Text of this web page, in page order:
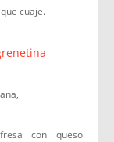
cuaje.
con queso